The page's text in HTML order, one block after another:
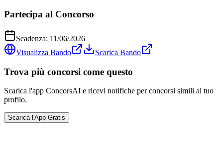
Partecipa al Concorso
Scadenza: 11/06/2026
Visualizza Bando
Scarica Bando
Trova più concorsi come questo
Scarica l'app ConcorsAI e ricevi notifiche per concorsi simili al tuo
profilo.
Scarica l'App Gratis